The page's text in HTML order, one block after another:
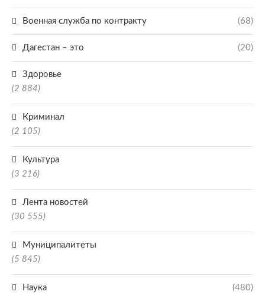
Военная служба по контракту (68)
Дагестан – это (20)
Здоровье
(2 884)
Криминал
(2 105)
Культура
(3 216)
Лента новостей
(30 555)
Муниципалитеты
(5 845)
Наука (480)